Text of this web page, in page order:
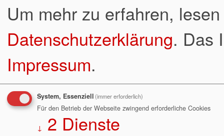
Um mehr zu erfahren,
Datenschutzerklärung. Das
Impressum.
System, Essenziell (immer erforderlich)
Für den Betrieb der Webseite zwingend erforderliche Cookies
↓ 2 Dienste